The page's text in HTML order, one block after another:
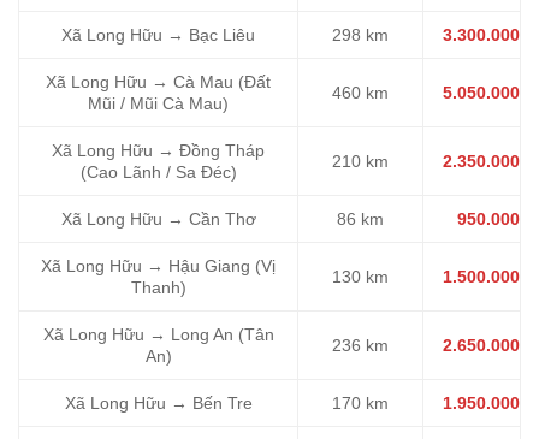
Xã Long Hữu → Bạc Liêu 298 km 3.300.000
Xã Long Hữu → Cà Mau (Đất
Mũi / Mũi Cà Mau)
460 km 5.050.000
Xã Long Hữu → Đồng Tháp
(Cao Lãnh / Sa Đéc)
210 km 2.350.000
Xã Long Hữu → Cần Thơ 86 km 950.000
Xã Long Hữu → Hậu Giang (Vị
Thanh)
130 km 1.500.000
Xã Long Hữu → Long An (Tân
An)
236 km 2.650.000
Xã Long Hữu → Bến Tre 170 km 1.950.000